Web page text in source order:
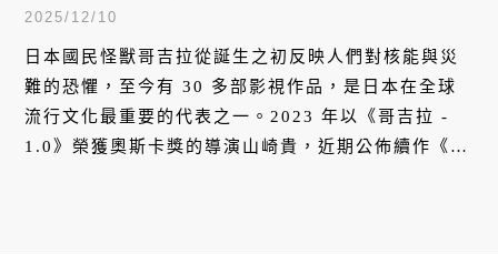
2025/12/10
日本國民怪獸哥吉拉從誕生之初反映人們對核能與災
難的恐懼，至今有 30 多部影視作品，是日本在全球
流行文化最重要的代表之一。2023 年以《哥吉拉 -
1.0》榮獲奧斯卡獎的導演山崎貴，近期公佈續作《哥